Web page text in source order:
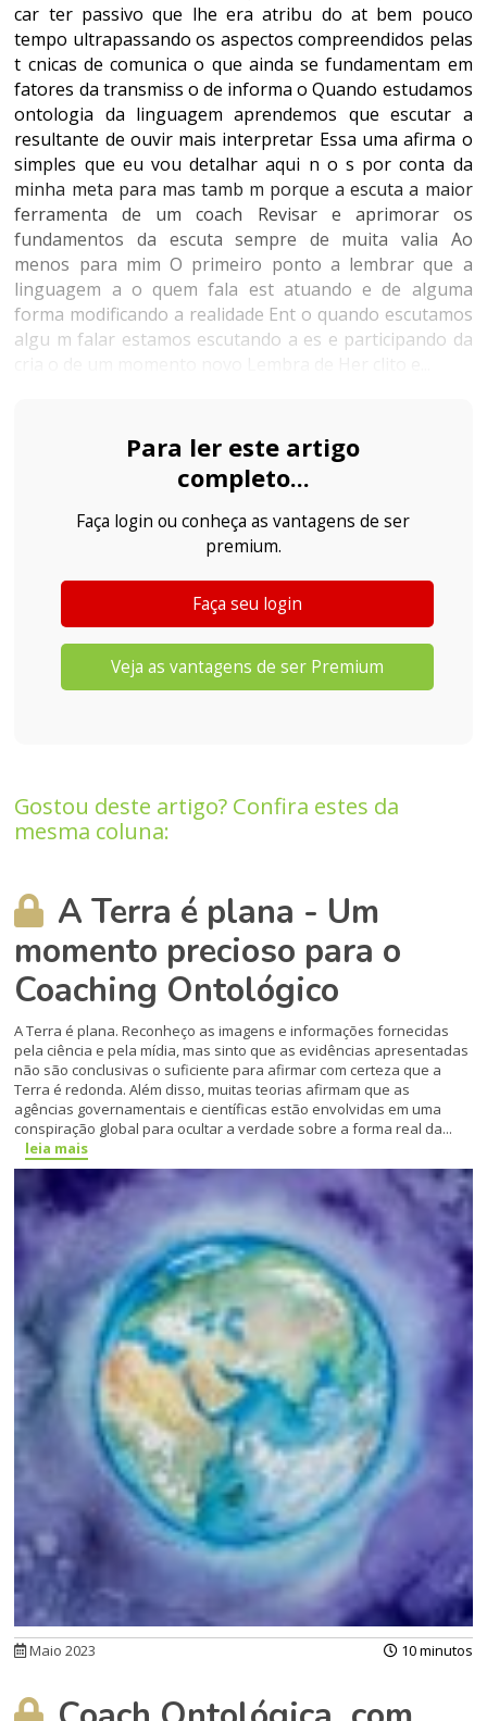
car ter passivo que lhe era atribu do at bem pouco
tempo ultrapassando os aspectos compreendidos pelas
t cnicas de comunica o que ainda se fundamentam em
fatores da transmiss o de informa o Quando estudamos
ontologia da linguagem aprendemos que escutar a
resultante de ouvir mais interpretar Essa uma afirma o
simples que eu vou detalhar aqui n o s por conta da
minha meta para mas tamb m porque a escuta a maior
ferramenta de um coach Revisar e aprimorar os
fundamentos da escuta sempre de muita valia Ao
menos para mim O primeiro ponto a lembrar que a
linguagem a o quem fala est atuando e de alguma
forma modificando a realidade Ent o quando escutamos
algu m falar estamos escutando a es e participando da
Para ler este artigo
completo...
Faça login ou conheça as vantagens de ser
premium.
Faça seu login
Veja as vantagens de ser Premium
Gostou deste artigo? Confira estes da
mesma coluna:
A Terra é plana - Um
momento precioso para o
Coaching Ontológico
A Terra é plana. Reconheço as imagens e informações fornecidas
pela ciência e pela mídia, mas sinto que as evidências apresentadas
não são conclusivas o suficiente para afirmar com certeza que a
Terra é redonda. Além disso, muitas teorias afirmam que as
agências governamentais e científicas estão envolvidas em uma
conspiração global para ocultar a verdade sobre a forma real da...
leia mais
Maio 2023 10 minutos